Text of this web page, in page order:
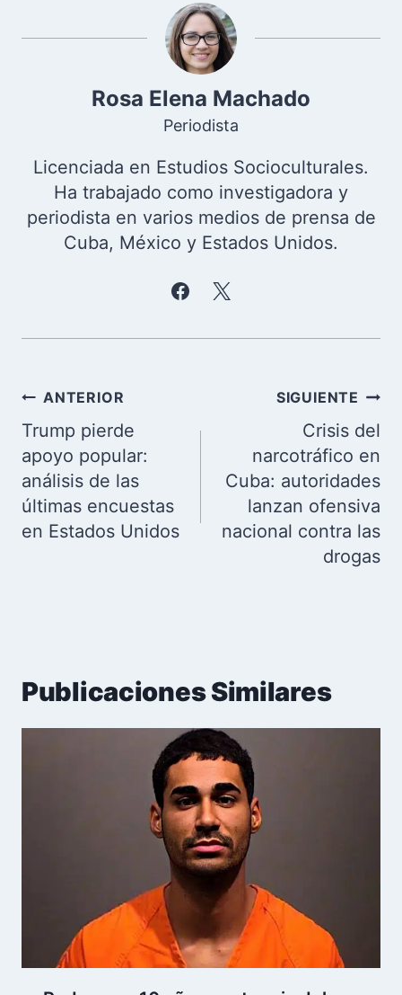
Rosa Elena Machado
Periodista
Licenciada en Estudios Socioculturales.
Ha trabajado como investigadora y
periodista en varios medios de prensa de
Cuba, México y Estados Unidos.
Navegación
de
entradas
ANTERIOR
Trump pierde
apoyo popular:
análisis de las
últimas encuestas
en Estados Unidos
SIGUIENTE
Crisis del
narcotráfico en
Cuba: autoridades
lanzan ofensiva
nacional contra las
drogas
Publicaciones Similares